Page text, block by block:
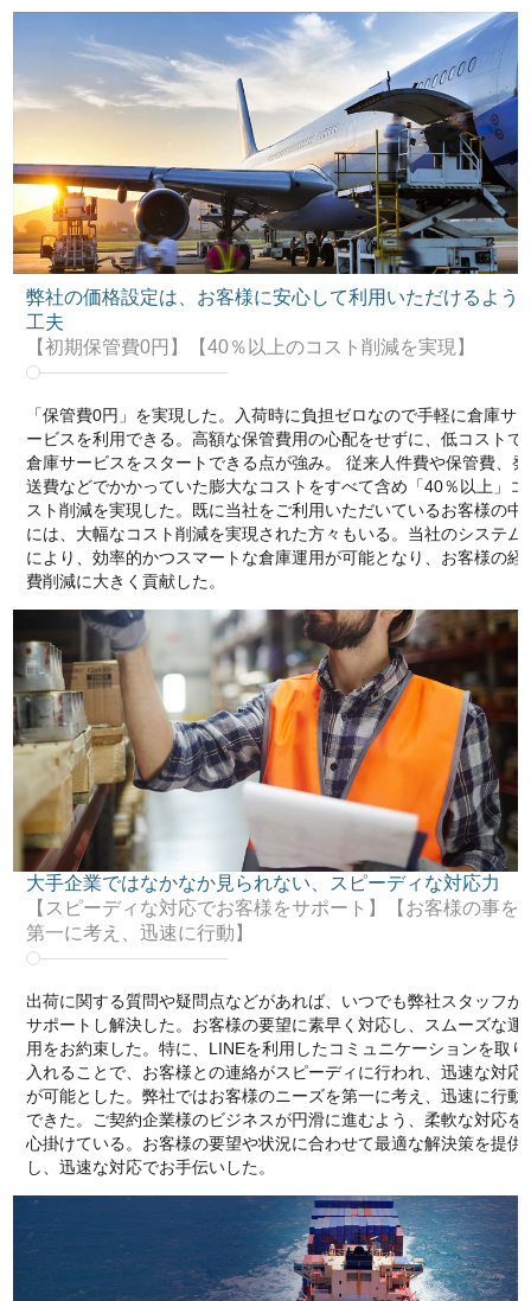
弊社の価格設定は、お客様に安心して利用いただけるよう
工夫
【初期保管費0円】【40％以上のコスト削減を実現】
「保管費0円」を実現した。入荷時に負担ゼロなので手軽に倉庫サ
ービスを利用できる。高額な保管費用の心配をせずに、低コストで
倉庫サービスをスタートできる点が強み。 従来人件費や保管費、発
送費などでかかっていた膨大なコストをすべて含め「40％以上」コ
スト削減を実現した。既に当社をご利用いただいているお客様の中
には、大幅なコスト削減を実現された方々もいる。当社のシステム
により、効率的かつスマートな倉庫運用が可能となり、お客様の経
費削減に大きく貢献した。
大手企業ではなかなか見られない、スピーディな対応力
【スピーディな対応でお客様をサポート】【お客様の事を
第一に考え、迅速に行動】
出荷に関する質問や疑問点などがあれば、いつでも弊社スタッフが
サポートし解決した。お客様の要望に素早く対応し、スムーズな運
用をお約束した。特に、LINEを利用したコミュニケーションを取り
入れることで、お客様との連絡がスピーディに行われ、迅速な対応
が可能とした。弊社ではお客様のニーズを第一に考え、迅速に行動
できた。ご契約企業様のビジネスが円滑に進むよう、柔軟な対応を
心掛けている。お客様の要望や状況に合わせて最適な解決策を提供
し、迅速な対応でお手伝いした。